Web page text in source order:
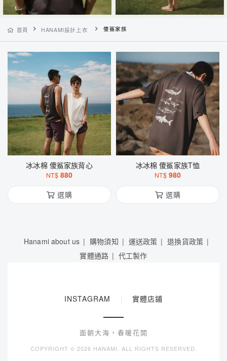
首頁 HANAMI設計上衣 傻鯊家族
冰冰棉 傻鯊家族背心
NT$ 880
選購
冰冰棉 傻鯊家族T恤
NT$ 980
選購
Hanami about us 購物須知 運送政策
退換貨政策
實體通路
代工製作
INSTAGRAM 實體店鋪
面朝大海，春暖花開
COPYRIGHT © 2026 HANAMI. ALL RIGHTS RESERVED.